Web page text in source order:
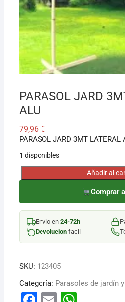
PARASOL JARD
ALU
79,96 €
PARASOL JARD 3MT LATERAL
1 disponibles
PARASOL
3MT
LATERAL
ALU
cantidad
Añadir al
Comprar
Envio en 24-72h
Devolucionfacil
SKU: 123405
Categoría: Parasoles de jardín
¡Hola! Soy el asesor virtual de
Cuéntame qué necesitas y te
aunque no sepas el nombre